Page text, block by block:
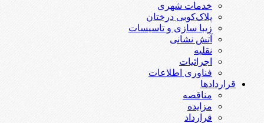
خدمات شهری
پلاک‌کوبی درختان
زیبا سازی و تاسیسات
آتش نشانی
نقلیه
اجرائیات
فناوری اطلاعات
قراردادها
مناقصه
مزایده
قرارداد